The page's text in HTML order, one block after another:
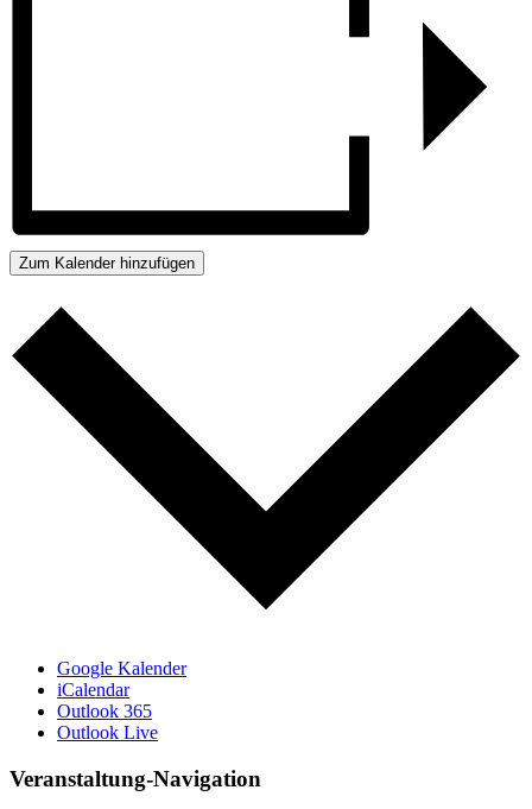
Zum Kalender hinzufügen
Google Kalender
iCalendar
Outlook 365
Outlook Live
Veranstaltung-Navigation